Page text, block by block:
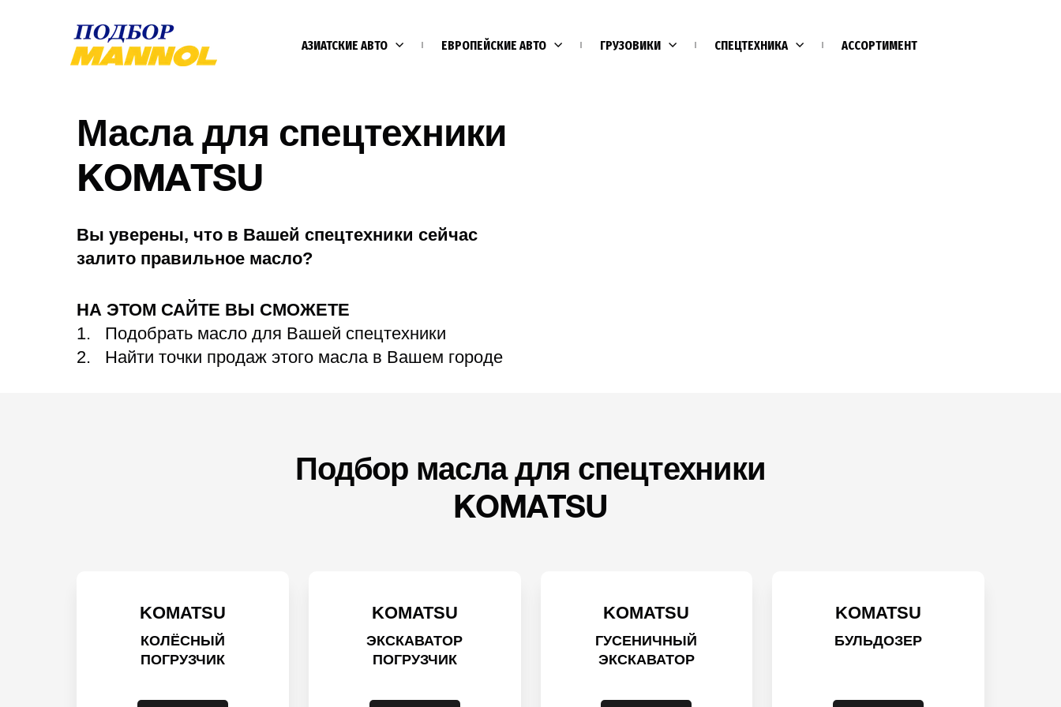
АЗИАТСКИЕ АВТО ЕВРОПЕЙСКИЕ АВТО ГРУЗОВИКИ СПЕЦТЕХНИКА АССОРТИМЕНТ
Масла для спецтехники
KOMATSU
Вы уверены, что в Вашей спецтехники сейчас
залито правильное масло?
НА ЭТОМ САЙТЕ ВЫ СМОЖЕТЕ
Подобрать масло для Вашей спецтехники
Найти точки продаж этого масла в Вашем городе
Подбор масла для спецтехники
KOMATSU
KOMATSU
КОЛЁСНЫЙ
ПОГРУЗЧИК
KOMATSU
ЭКСКАВАТОР
ПОГРУЗЧИК
KOMATSU
ГУСЕНИЧНЫЙ
ЭКСКАВАТОР
KOMATSU
БУЛЬДОЗЕР